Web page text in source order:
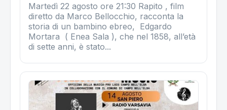
Martedì 22 agosto ore 21:30 Rapito , film
diretto da Marco Bellocchio, racconta la
storia di un bambino ebreo, Edgardo
Mortara ( Enea Sala ), che nel 1858, all’età
di sette anni, è stato...